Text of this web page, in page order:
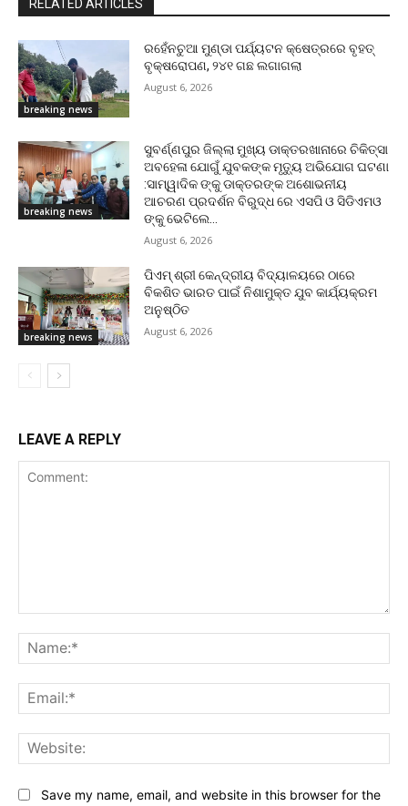
RELATED ARTICLES
breaking news
ରହେଁନଚୁଆ ମୁଣ୍ଡା ପର୍ଯ୍ୟଟନ କ୍ଷେତ୍ରରେ ବୃହତ୍
ବୃକ୍ଷରୋପଣ, ୨୪୧ ଗଛ ଲଗାଗଲା
August 6, 2026
breaking news
ସୁବର୍ଣ୍ଣପୁର ଜିଲ୍ଲା ମୁଖ୍ୟ ଡାକ୍ତରଖାନାରେ ଚିକିତ୍ସା
ଅବହେଳା ଯୋଗୁଁ ଯୁବକଙ୍କ ମୃତ୍ୟୁ ଅଭିଯୋଗ ଘଟଣା
:ସାମ୍ୱାଦିକ ଙ୍କୁ ଡାକ୍ତରଙ୍କ ଅଶୋଭନୀୟ
ଆଚରଣ ପ୍ରଦର୍ଶନ ବିରୁଦ୍ଧ ରେ ଏସପି ଓ ସିଡିଏମଓ
ଙ୍କୁ ଭେଟିଲେ...
August 6, 2026
breaking news
ପିଏମ୍ ଶ୍ରୀ କେନ୍ଦ୍ରୀୟ ବିଦ୍ୟାଳୟରେ ଠାରେ
ବିକଶିତ ଭାରତ ପାଇଁ ନିଶାମୁକ୍ତ ଯୁବ କାର୍ଯ୍ୟକ୍ରମ
ଅନୁଷ୍ଠିତ
August 6, 2026
LEAVE A REPLY
Save my name, email, and website in this browser for the